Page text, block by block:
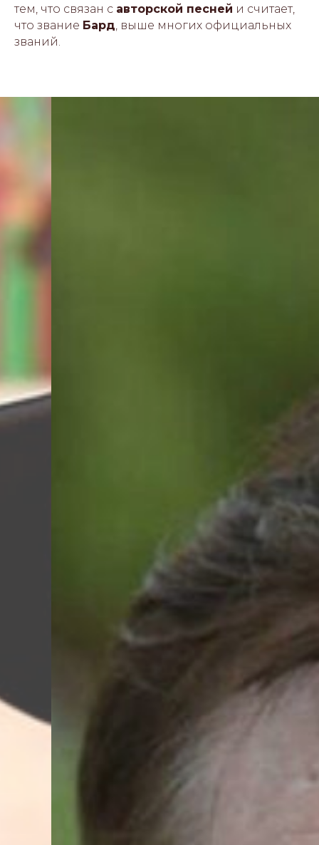
тем, что связан с авторской песней и считает,
что звание Бард, выше многих официальных
званий.